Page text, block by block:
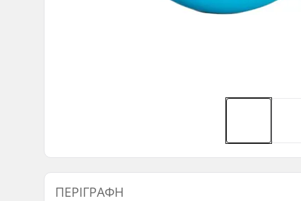
ΠΕΡΙΓΡΑΦΉ